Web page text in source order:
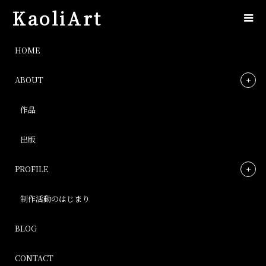
KaoliArt
HOME
ABOUT
作品
出版
PROFILE
制作活動のはじまり
BLOG
CONTACT
IMG_0921
Post